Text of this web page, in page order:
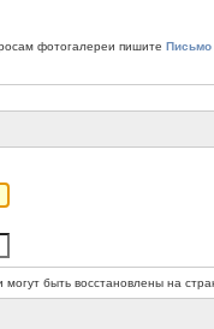
фотогалереи пишите Письмо
быть восстановлены на